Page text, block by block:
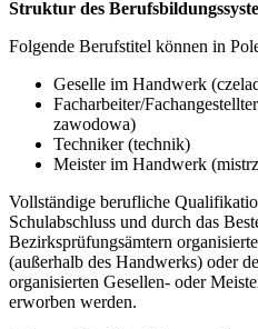
Struktur des
Folgende Berufstitel können in
Geselle im Handwerk
Facharbeiter/
zawodowa)
Techniker (technik)
Meister im Handwerk
Vollständige berufliche
Schulabschluss und durch das
Bezirksprüfungsämtern
(außerhalb des Handwerks) oder
organisierten Gesellen- oder
erworben werden.